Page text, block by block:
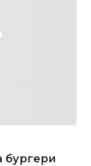
бургери